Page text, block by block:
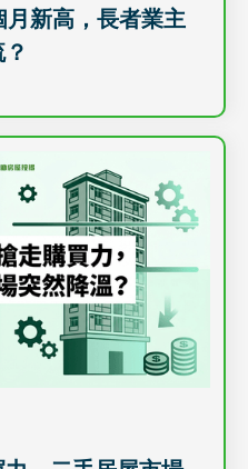
新高，長者業主